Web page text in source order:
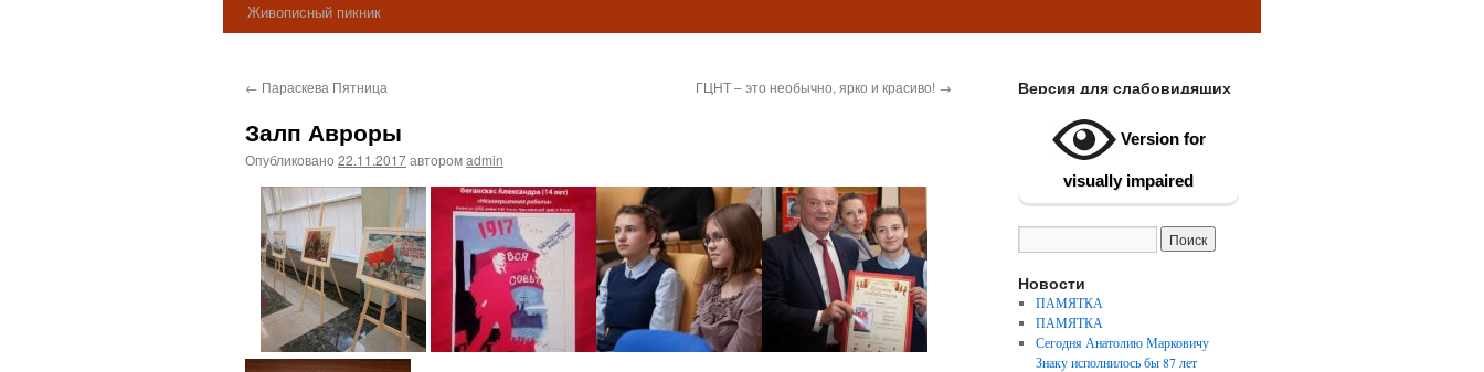
Живописный пикник
← Параскева Пятница ГЦНТ – это необычно, ярко и красиво! →
Залп Авроры
Опубликовано 22.11.2017авторомadmin
Версия для слабовидящих
Version for
visually impaired
Новости
ПАМЯТКА
ПАМЯТКА
Сегодня Анатолию Марковичу
Знаку исполнилось бы 87 лет